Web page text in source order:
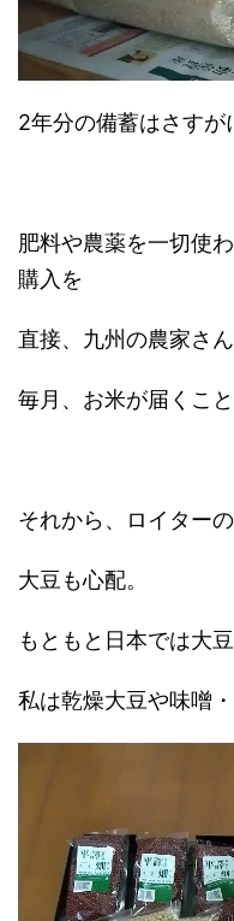
2年分の備蓄はさすが
肥料や農薬を一切使
購入を
直接、九州の農家さ
毎月、お米が届くこ
それから、ロイター
大豆も心配。
もともと日本では大
私は乾燥大豆や味噌